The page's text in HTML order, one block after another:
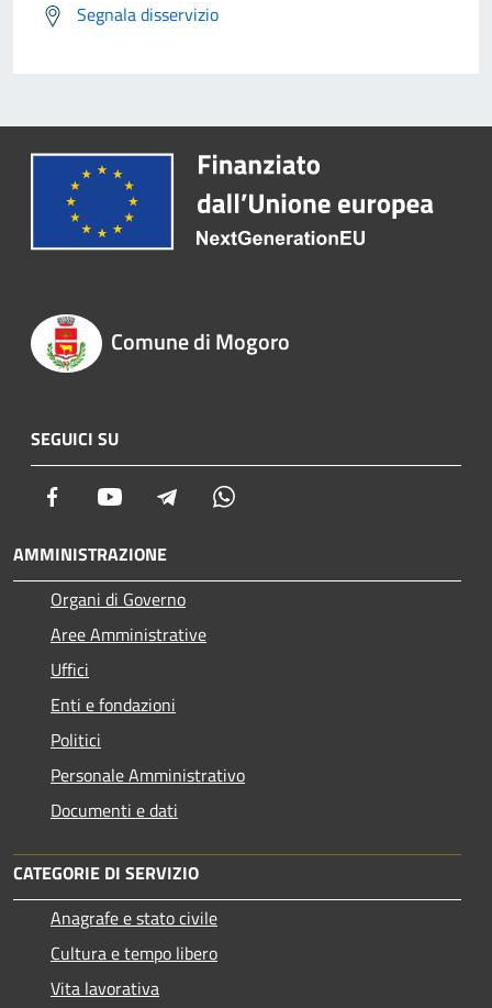
Segnala disservizio
Comune di Mogoro
SEGUICI SU
Facebook Youtube Telegram
AMMINISTRAZIONE
Organi di Governo
Aree Amministrative
Uffici
Enti e fondazioni
Politici
Personale Amministrativo
Documenti e dati
CATEGORIE DI SERVIZIO
Anagrafe e stato civile
Cultura e tempo libero
Vita lavorativa